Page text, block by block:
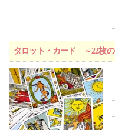
タロット・カード ～22枚